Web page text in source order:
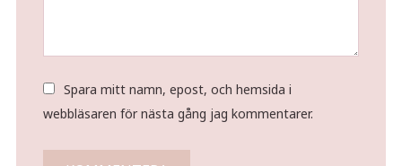
Spara mitt namn, epost, och hemsida i
webbläsaren för nästa gång jag kommentarer.